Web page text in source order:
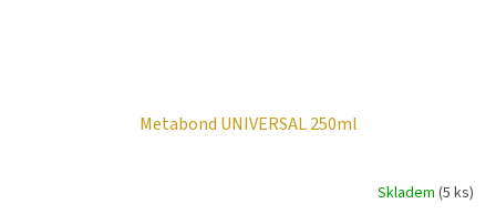
Metabond UNIVERSAL 250ml
Skladem (5 ks)